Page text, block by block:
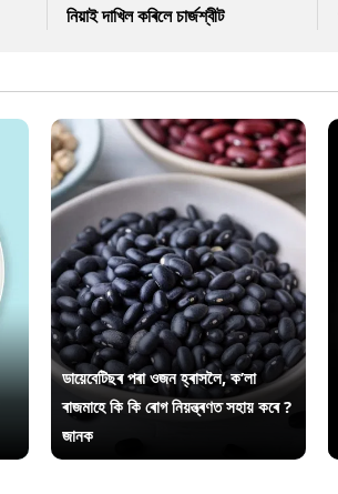
নিয়াই দাখিল কৰিলে চাৰ্জশ্বীট
ডায়েবেটিছৰ পৰা ওজন হ্ৰাসলৈ, ক’লা
ৰাজমাহে কি কি ৰোগ নিয়ন্ত্ৰণত সহায় কৰে ?
জানক